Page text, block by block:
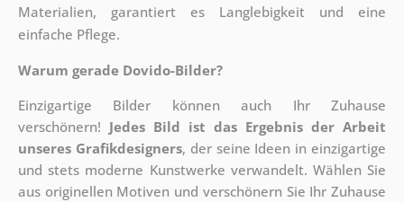
Materialien, garantiert es Langlebigkeit und eine
einfache Pflege.
Warum gerade Dovido-Bilder?
Einzigartige Bilder können auch Ihr Zuhause
verschönern! Jedes Bild ist das Ergebnis der Arbeit
unseres Grafikdesigners, der seine Ideen in einzigartige
und stets moderne Kunstwerke verwandelt. Wählen Sie
aus originellen Motiven und verschönern Sie Ihr Zuhause